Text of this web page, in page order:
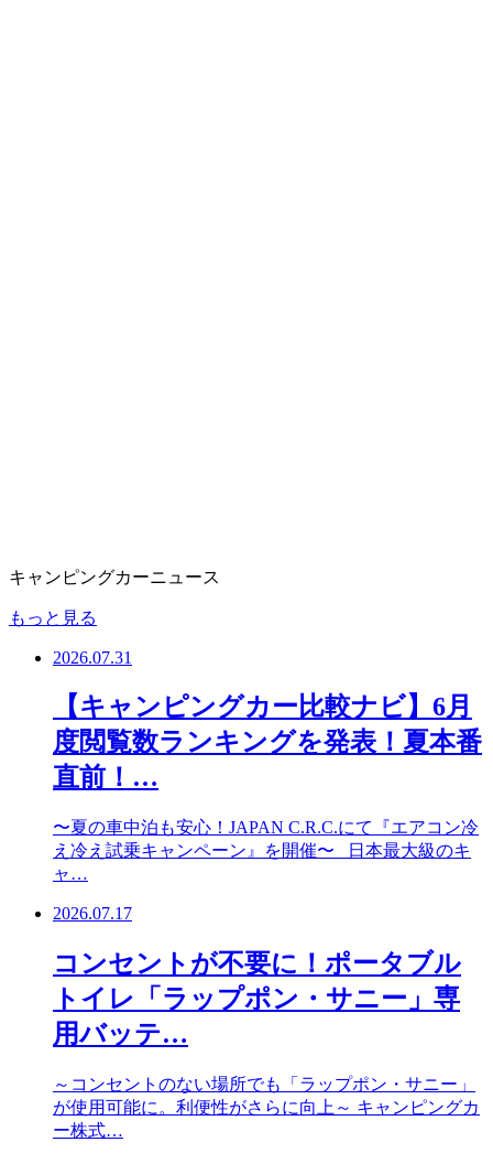
キャンピングカーニュース
もっと見る
2026.07.31
【キャンピングカー比較ナビ】6月
度閲覧数ランキングを発表！夏本番
直前！…
〜夏の車中泊も安心！JAPAN C.R.C.にて『エアコン冷
え冷え試乗キャンペーン』を開催〜 日本最大級のキ
ャ…
2026.07.17
コンセントが不要に！ポータブル
トイレ「ラップポン・サニー」専
用バッテ…
～コンセントのない場所でも「ラップポン・サニー」
が使用可能に。利便性がさらに向上～ キャンピングカ
ー株式…